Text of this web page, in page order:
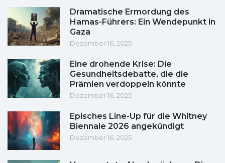
Dramatische Ermordung des
Hamas-Führers: Ein Wendepunkt in
Gaza
Dezember 16, 2025
Eine drohende Krise: Die
Gesundheitsdebatte, die die
Prämien verdoppeln könnte
Dezember 16, 2025
Episches Line-Up für die Whitney
Biennale 2026 angekündigt
Dezember 16, 2025